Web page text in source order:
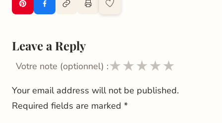
Leave a Reply
Votre note (optionnel) : ★
★
★
★
★
Your email address will not be published.
Required fields are marked *